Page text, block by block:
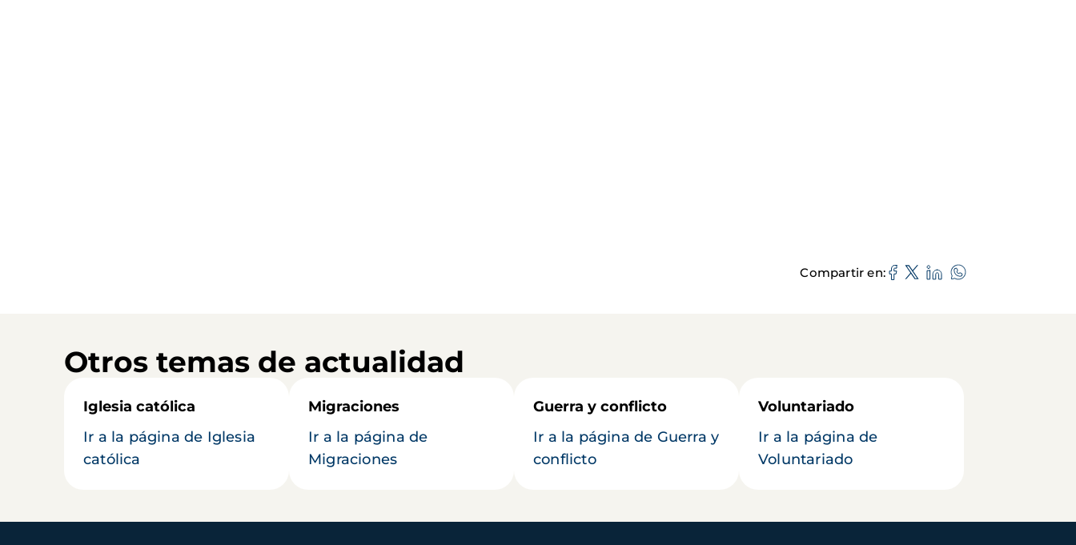
Compartir en
Otros temas de actualidad
Iglesia católica
Ir a la página de Iglesia
católica
Migraciones
Ir a la página de
Migraciones
Guerra y conflicto
Ir a la página de Guerra y
conflicto
Voluntariado
Ir a la página de
Voluntariado